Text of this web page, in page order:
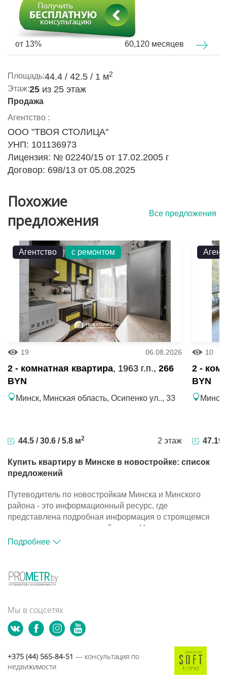
Локация — выигрышная во всём:
- 10 минут до метро «Институт Культуры» и
«Ковальская Слобода»
- 1 минута до остановки транспорта
- 10 минут до вокзала
- рядом — магазины, банки, фитнес, салоны,
рестораны
- в 2025 году — открылись детская и взрослая
поликлиники
Это не просто квартира — этоновая жизнь в
динамичном и стильном районе
энергия встречается с комфортом и безопасностью.
Здесь вы получите больше, чем квадратные метры
— вы получите вид, атмосферу и статус!
Заинтересовались? Ждем на просмотр!
Чистая продажа.
Двухкомнатная квартира по адресу ул. Брилевская, д.
27 (Октябрьский район)
Материал стен: каркасно-блочный
Год постройки: 2024
Этаж: 25/25, балкон застеклен
Площадь по СНБ: 44.4. Общая площадь: 42.5.
Жилая площадь: 37.9
Высота потолка: 3.0
от 13% 60,120 месяцев
Площадь:44.4 / 42.5 / 1 м2
Этаж:25 из 25 этаж
Продажа
Агентство :
ООО "ТВОЯ СТОЛИЦА"
УНП: 101136973
Лицензия: № 02240/15 от 17.02.2005 г
Договор: 698/13 от 05.08.2025
Похожие
предложения
Все предложения
Агентство с ремонтом
19 06.08.2026
2 - комнатная квартира, 1963 г.п., 266
BYN
Минск, Минская область, Осипенко ул.., 33
44.5 / 30.6 / 5.8 м2 2 этаж
10
2 -
BYN
47.19
Купить квартиру в Минске в новостройке: список
предложений
Путеводитель по новостройкам Минска и Минского
района - это информационный ресурс, где
представлена подробная информация о строящемся
жилье и компаниях-застройщиках. На портале
размещена база объектов, с помощью которой вы
Путеводитель по новостройкам Минска и Минского
района - это информационный ресурс, где
жилье и компаниях-застройщиках. На портале
размещена база объектов, с помощью которой вы
сможете подобрать подходящий вариант для покупки
Подробнее
Мы в соцсетях
+375 (44) 565-84-51 — консультация по
недвижимости